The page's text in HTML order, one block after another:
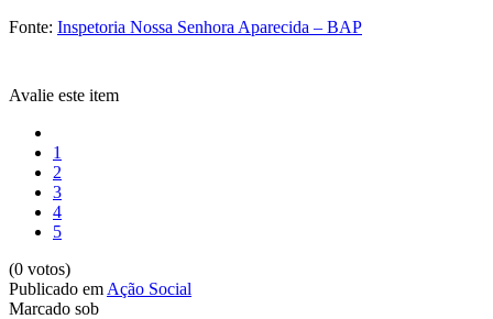
Fonte: Inspetoria Nossa Senhora Aparecida – BAP
Avalie este item
1
2
3
4
5
(0 votos)
Publicado em Ação Social
Marcado sob